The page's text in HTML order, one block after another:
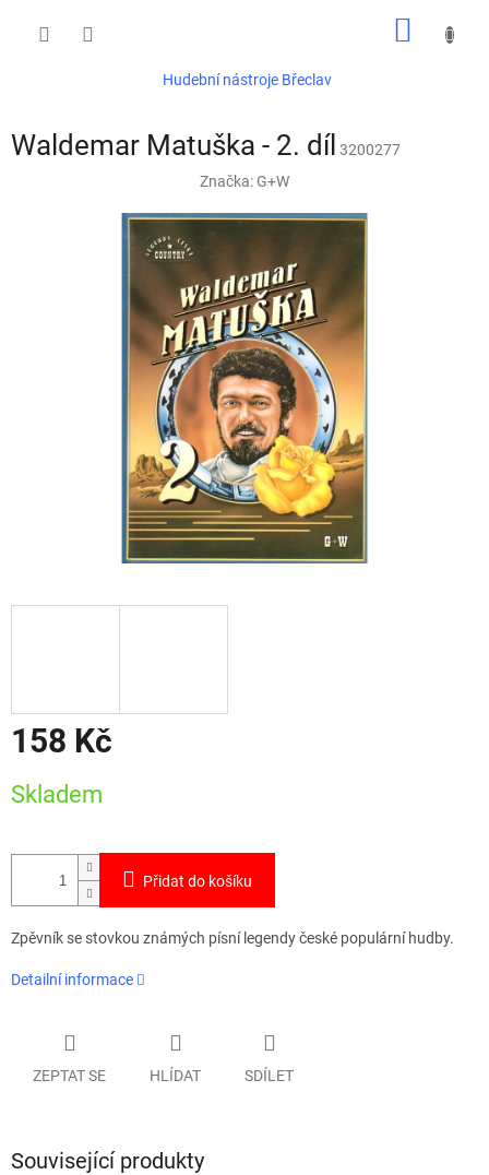
Hudební nástroje Břeclav
Waldemar Matuška - 2. díl 3200277
Značka: G+W
158 Kč
cena:
Skladem
Přidat do košíku
Zpěvník se stovkou známých písní legendy české populární hudby.
Detailní informace
ZEPTAT SE HLÍDAT SDÍLET
Související produkty